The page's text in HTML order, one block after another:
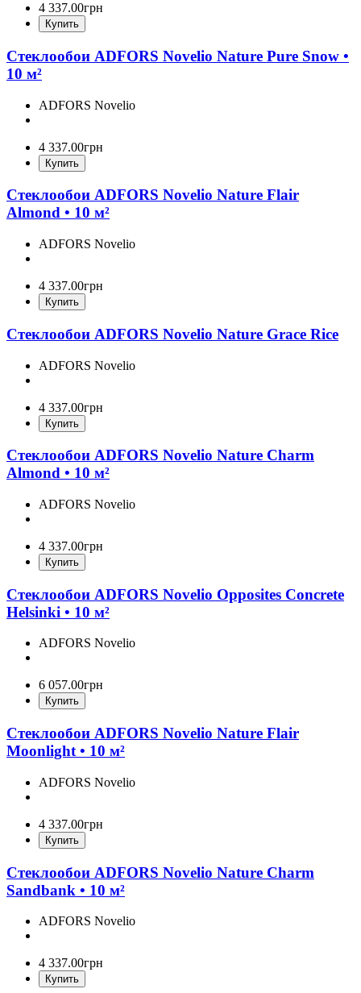
4 337.00грн
Купить
Стеклообои ADFORS Novelio Nature Pure Snow •
10 м²
ADFORS Novelio
4 337.00грн
Купить
Стеклообои ADFORS Novelio Nature Flair
Almond • 10 м²
ADFORS Novelio
4 337.00грн
Купить
Стеклообои ADFORS Novelio Nature Grace Rice
ADFORS Novelio
4 337.00грн
Купить
Стеклообои ADFORS Novelio Nature Charm
Almond • 10 м²
ADFORS Novelio
4 337.00грн
Купить
Стеклообои ADFORS Novelio Opposites Concrete
Helsinki • 10 м²
ADFORS Novelio
6 057.00грн
Купить
Стеклообои ADFORS Novelio Nature Flair
Moonlight • 10 м²
ADFORS Novelio
4 337.00грн
Купить
Стеклообои ADFORS Novelio Nature Charm
Sandbank • 10 м²
ADFORS Novelio
4 337.00грн
Купить